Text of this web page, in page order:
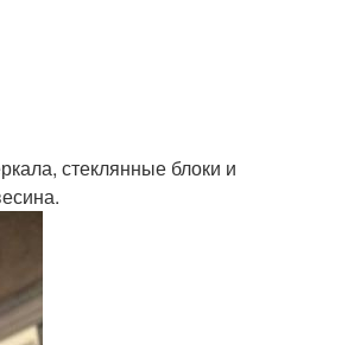
стеклянные блоки и